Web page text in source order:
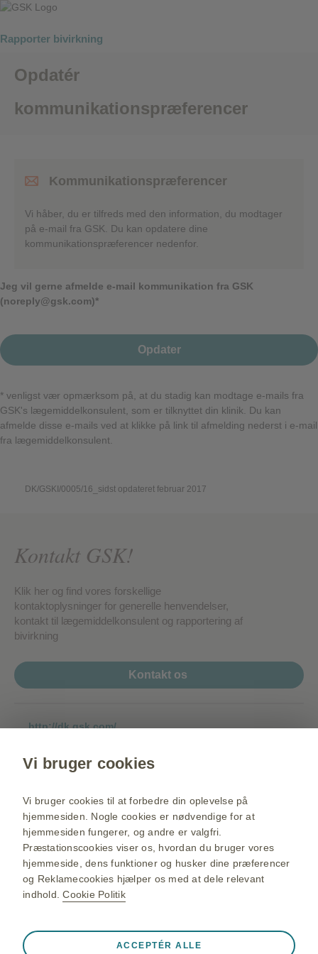
Rapporter bivirkning
Opdatér
kommunikationspræferencer
Kommunikationspræferencer
Vi håber, du er tilfreds med den information, du modtager
på e-mail fra GSK. Du kan opdatere dine
kommunikationspræferencer nedenfor.
Jeg vil gerne afmelde e-mail kommunikation fra GSK
(noreply@gsk.com)*
Opdater
* venligst vær opmærksom på, at du stadig kan modtage e-mails fra
GSK's lægemiddelkonsulent, som er tilknyttet din klinik. Du kan
afmelde disse e-mails ved at klikke på link til afmelding nederst i e-mail
fra lægemiddelkonsulent.
DK/GSKI/0005/16_sidst opdateret februar 2017
Kontakt GSK!
Klik her og find vores forskellige
kontaktoplysninger for generelle henvendelser,
kontakt til lægemiddelkonsulent og rapportering af
bivirkning
Kontakt os
http://dk.gsk.com/
Livpositiv.dk
Skift land
Sitemap
Brugerbetingelser
Behandling af personlige oplysninger
Vi bruger cookies
Vi bruger cookies til at forbedre din oplevelse på
hjemmesiden. Nogle cookies er nødvendige for at
hjemmesiden fungerer, og andre er valgfri.
Præstationscookies viser os, hvordan du bruger vores
hjemmeside, dens funktioner og husker dine præferencer
og Reklamecookies hjælper os med at dele relevant
indhold.Cookie Politik
Strengt nødvendige cookies ❮
ACCEPTÉR ALLE